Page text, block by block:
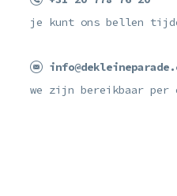
je kunt ons bellen
we zijn bereikbaar per